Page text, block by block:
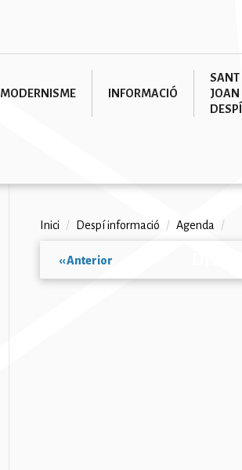
MODERNISME INFORMACIÓ
SANT
JOAN
DESPÍ
Fil
d'ariadna
Inici / Despí informació / Agenda /
Paginació
‹‹Anterior